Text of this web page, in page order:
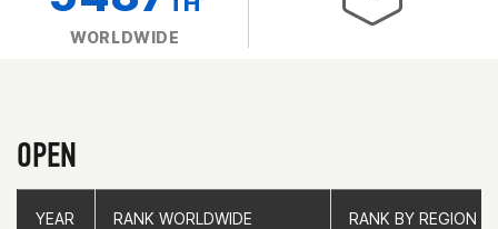
WORLDWIDE
OPEN
YEAR RANK WORLDWIDE RANK BY REGION
YEAR RANK WORLDWIDE RANK BY REGION